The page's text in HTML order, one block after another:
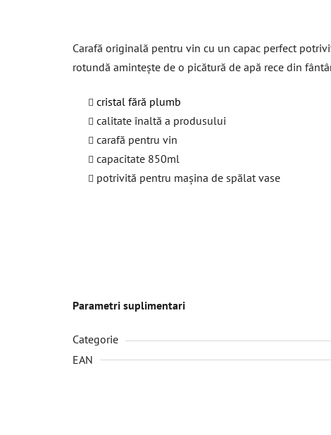
Carafă originală pentru vin cu un capac perfect
rotundă amintește de o picătură de apă rece din
cristal fără plumb
calitate înaltă a produsului
carafă pentru vin
capacitate 850ml
potrivită pentru mașina de spălat vase
Parametri suplimentari
Categorie
EAN